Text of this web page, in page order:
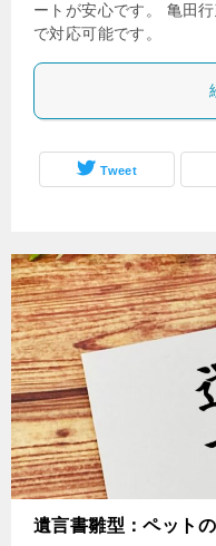
ートが安心です。 亀田
で対応可能です。
Tweet
遺言書雛型：ペット